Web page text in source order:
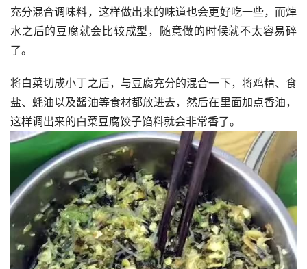
充分混合调味料，这样做出来的味道也会更好吃一些，而焯
水之后的豆腐就会比较成型，随意做的时候就不太容易碎
了。
将白菜切成小丁之后，与豆腐充分的混合一下，将鸡精、食
盐、蚝油以及酱油等食材都放进去，然后在里面加点香油，
这样调出来的白菜豆腐饺子馅料就会非常香了。